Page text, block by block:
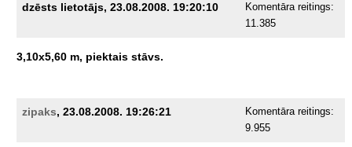
dzēsts lietotājs, 23.08.2008. 19:20:10
Komentāra reitings:
11.385
3,10x5,60 m, piektais stāvs.
zipaks, 23.08.2008. 19:26:21
Komentāra reitings:
9.955